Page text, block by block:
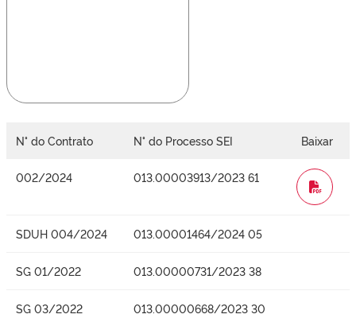
N° do Contrato N° do Processo SEI Baixar
002/2024 013.00003913/2023 61
WORD
SDUH 004/2024 013.00001464/2024 05
SG 01/2022 013.00000731/2023 38
SG 03/2022 013.00000668/2023 30